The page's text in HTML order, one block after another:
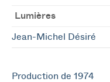
Lumières
Jean-Michel Désiré
Production de 1974